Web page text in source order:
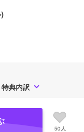
特典内訳
50人